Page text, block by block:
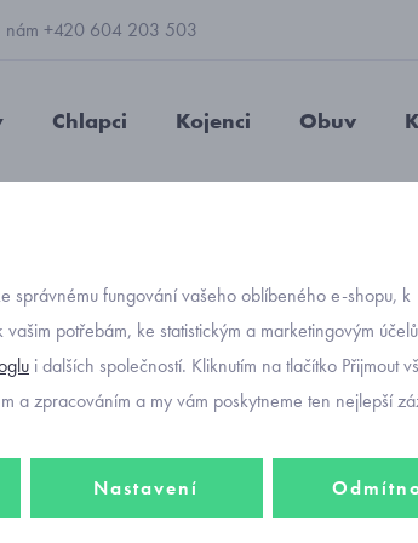
nám +420 604 203 503
Chlapci Kojenci Obuv
Objednávací
dívčí
351
správnému fungování vašeho oblíbeného e-shopu, k
potřebám, ke statistickým a marketingovým
i dalších společností. Kliknutím na tlačítko Přijmout
a zpracováním a my vám poskytneme ten nejlepší
Nastavení